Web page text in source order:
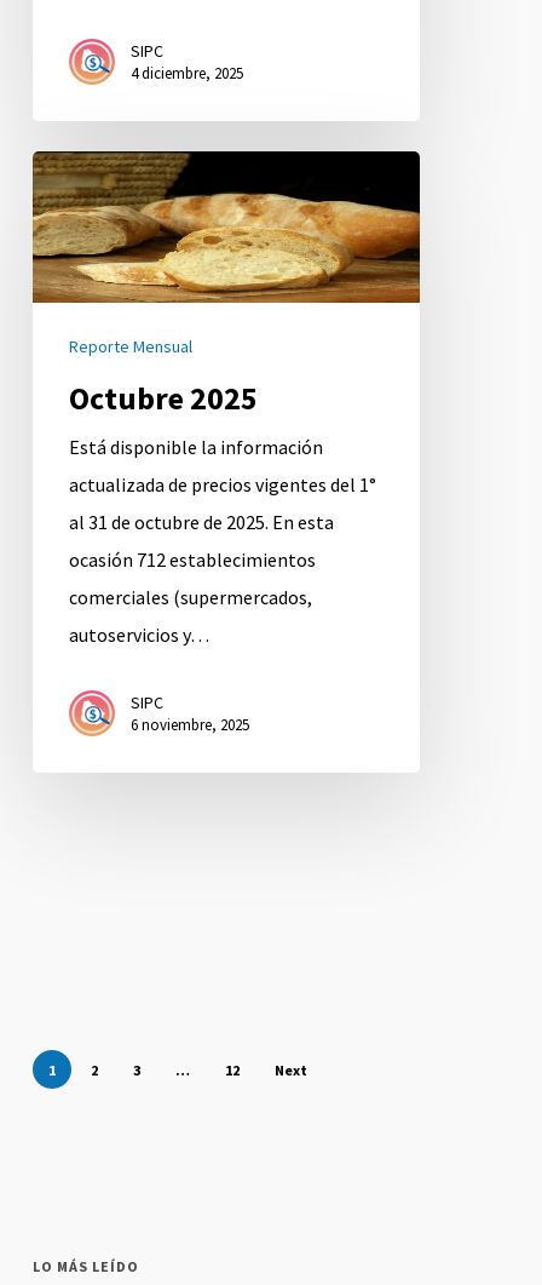
SIPC
4 diciembre, 2025
Octubre
2025
Reporte Mensual
Octubre 2025
Está disponible la información
actualizada de precios vigentes del 1°
al 31 de octubre de 2025. En esta
ocasión 712 establecimientos
comerciales (supermercados,
autoservicios y…
SIPC
6 noviembre, 2025
1 2 3 … 12 Next
LO MÁS LEÍDO